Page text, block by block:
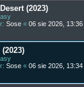
(2023)
Sose « 06 sie 2026, 13:36
Sose « 06 sie 2026, 13:34